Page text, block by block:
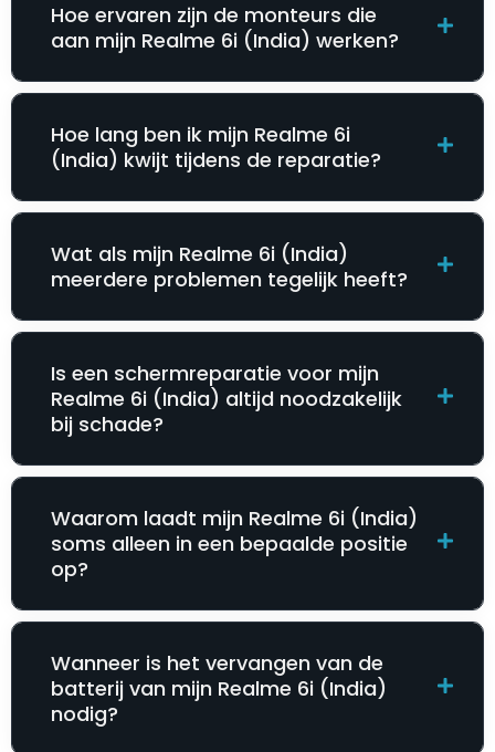
Hoe ervaren zijn de monteurs die
aan mijn Realme 6i (India) werken?
Hoe lang ben ik mijn Realme 6i
(India) kwijt tijdens de reparatie?
Wat als mijn Realme 6i (India)
meerdere problemen tegelijk heeft?
Is een schermreparatie voor mijn
Realme 6i (India) altijd noodzakelijk
bij schade?
Waarom laadt mijn Realme 6i (India)
soms alleen in een bepaalde positie
op?
Wanneer is het vervangen van de
batterij van mijn Realme 6i (India)
nodig?